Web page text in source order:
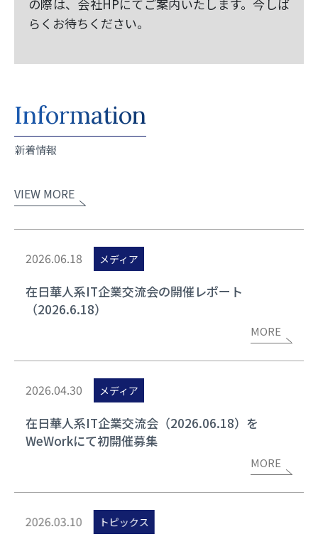
の際は、会社HPにてご案内いたします。今しば
らくお待ちください。
Information
新着情報
VIEW MORE
2026.06.18 メディア
在日華人系IT企業交流会の開催レポート
（2026.6.18）
MORE
2026.04.30 メディア
在日華人系IT企業交流会（2026.06.18）を
WeWorkにて初開催募集
MORE
2026.03.10 トピックス